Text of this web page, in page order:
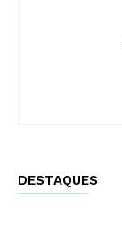
DESTAQUES